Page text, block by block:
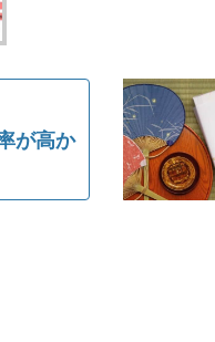
が高か